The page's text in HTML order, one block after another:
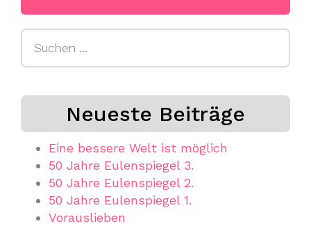
Neueste Beiträge
Eine bessere Welt ist möglich
50 Jahre Eulenspiegel 3.
50 Jahre Eulenspiegel 2.
50 Jahre Eulenspiegel 1.
Vorauslieben